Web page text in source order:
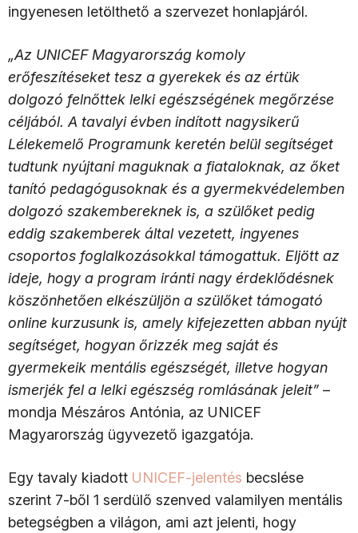
ingyenesen letölthető a szervezet honlapjáról.
„Az UNICEF Magyarország komoly
erőfeszítéseket tesz a gyerekek és az értük
dolgozó felnőttek lelki egészségének megőrzése
céljából. A tavalyi évben indított nagysikerű
Lélekemelő Programunk keretén belül segítséget
tudtunk nyújtani maguknak a fiataloknak, az őket
tanító pedagógusoknak és a gyermekvédelemben
dolgozó szakembereknek is, a szülőket pedig
eddig szakemberek által vezetett, ingyenes
csoportos foglalkozásokkal támogattuk. Eljött az
ideje, hogy a program iránti nagy érdeklődésnek
köszönhetően elkészüljön a szülőket támogató
online kurzusunk is, amely kifejezetten abban nyújt
segítséget, hogyan őrizzék meg saját és
gyermekeik mentális egészségét, illetve hogyan
ismerjék fel a lelki egészség romlásának jeleit” –
mondja Mészáros Antónia, az UNICEF
Magyarország ügyvezető igazgatója.
Egy tavaly kiadott UNICEF-jelentés becslése
szerint 7-ből 1 serdülő szenved valamilyen mentális
betegségben a világon, ami azt jelenti, hogy